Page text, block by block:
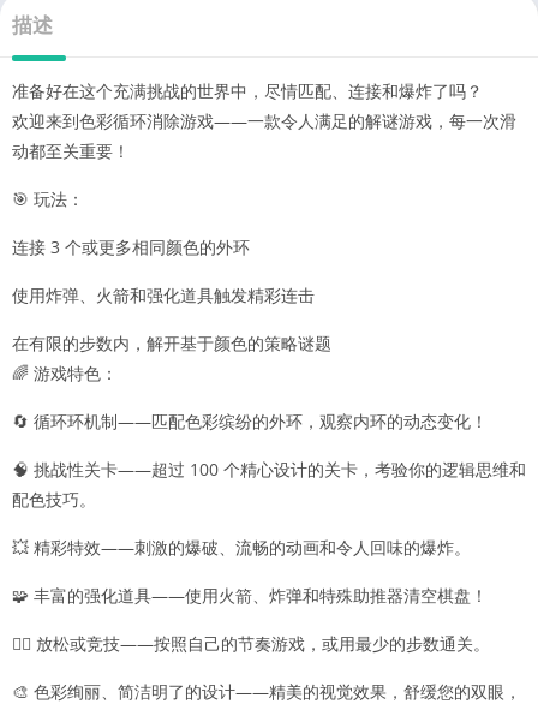
描述
准备好在这个充满挑战的世界中，尽情匹配、连接和爆炸了吗？
欢迎来到色彩循环消除游戏——一款令人满足的解谜游戏，每一次滑
动都至关重要！
🎯 玩法：
连接 3 个或更多相同颜色的外环
使用炸弹、火箭和强化道具触发精彩连击
在有限的步数内，解开基于颜色的策略谜题
🌈 游戏特色：
🔄 循环环机制——匹配色彩缤纷的外环，观察内环的动态变化！
🧠 挑战性关卡——超过 100 个精心设计的关卡，考验你的逻辑思维和
配色技巧。
💥 精彩特效——刺激的爆破、流畅的动画和令人回味的爆炸。
🧩 丰富的强化道具——使用火箭、炸弹和特殊助推器清空棋盘！
🧘‍♀️ 放松或竞技——按照自己的节奏游戏，或用最少的步数通关。
🎨 色彩绚丽、简洁明了的设计——精美的视觉效果，舒缓您的双眼，